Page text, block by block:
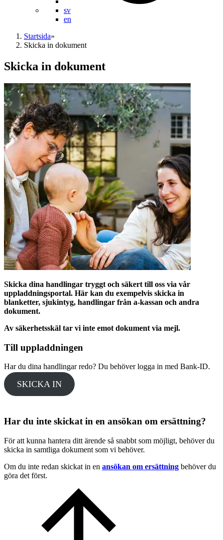
sv
en
Startsida»
Skicka in dokument
Skicka in dokument
Skicka dina handlingar tryggt och säkert till oss via vår
uppladdningsportal. Här kan du exempelvis skicka in
blanketter, sjukintyg, handlingar från a-kassan och andra
dokument.
Av säkerhetsskäl tar vi inte emot dokument via mejl.
Till uppladdningen
Har du dina handlingar redo? Du behöver logga in med Bank-ID.
SKICKA IN
Har du inte skickat in en ansökan om ersättning?
För att kunna hantera ditt ärende så snabbt som möjligt, behöver du
skicka in samtliga dokument som vi behöver.
Om du inte redan skickat in en ansökan om ersättning behöver du
göra det först.